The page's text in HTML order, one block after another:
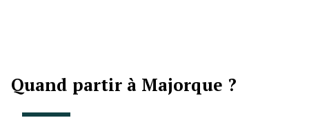
Quand partir à Majorque ?